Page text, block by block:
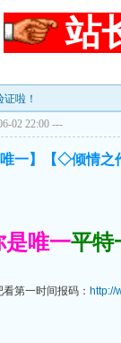
站
啦！
02 22:00 ---
唯一】【◇倾情
是唯一平特
第一时间报码： http://